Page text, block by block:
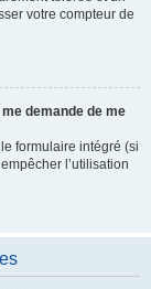
votre compteur de
demande de me
formulaire intégré (si
l’utilisation